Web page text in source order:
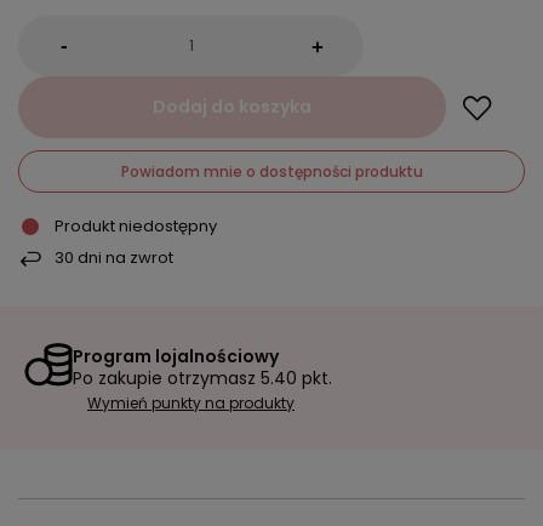
- +
Dodaj do koszyka
Powiadom mnie o dostępności produktu
Produkt niedostępny
30 dni na zwrot
Program lojalnościowy
Po zakupie otrzymasz 5.40 pkt.
Wymień punkty na produkty